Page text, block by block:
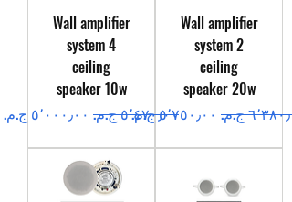
Wall amplifier
system 2
ceiling
speaker 20w
عادي
سعر البيع
Wall amplifier
system 4
ceiling
speaker 10w
سعر عادي
سعر البيع